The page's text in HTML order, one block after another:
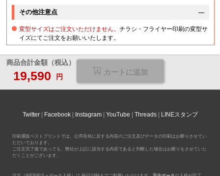
その他注意点
変型サイズはご注文いただけません。チラシ・フライヤー印刷の変型サ
イズにてご注文をお願いいたします。
商品合計金額（税込）
19,590 円
カートに追加
Twitter Facebook Instagram YouTube Threads LINEスタンプ
印刷通販ベストプリントでは、公序良俗に反する内容のご注文及びデータの印刷はお断りさせてい
ただいております。
ご注文完了後であっても、弊社が上記に該当する内容であると判断した場合はお断りをさせていた
だくことがございます。